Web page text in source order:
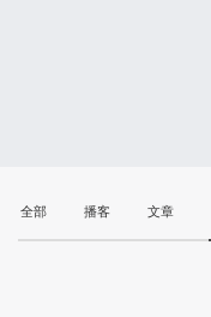
全部 播客 文章